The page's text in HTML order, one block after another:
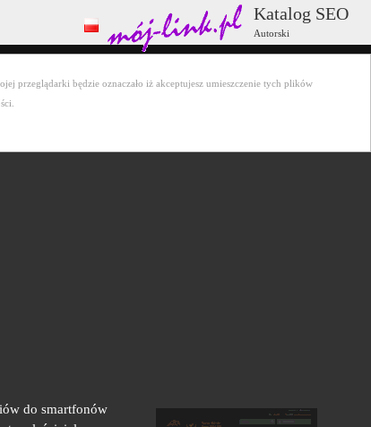
przeglądarki będzie oznaczało iż akceptujesz umieszczenie tych plików
Katalog SEO
Autorski
do smartfonów